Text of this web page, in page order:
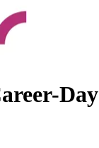
Day